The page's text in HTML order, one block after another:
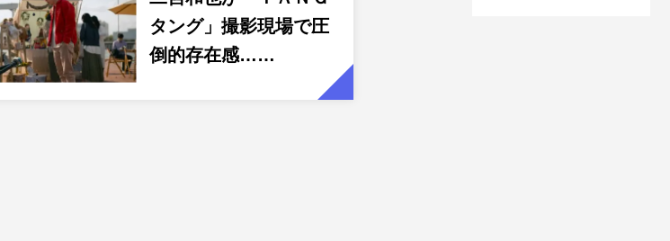
タング」撮影現場で圧
倒的存在感……